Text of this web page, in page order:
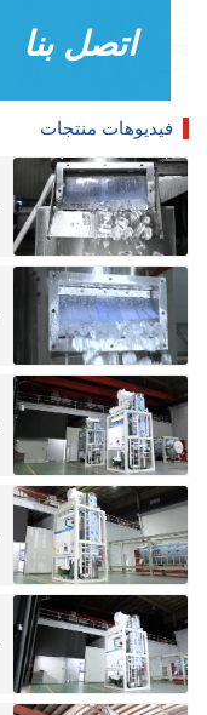
اتصل بنا
فيديوهات منتجات